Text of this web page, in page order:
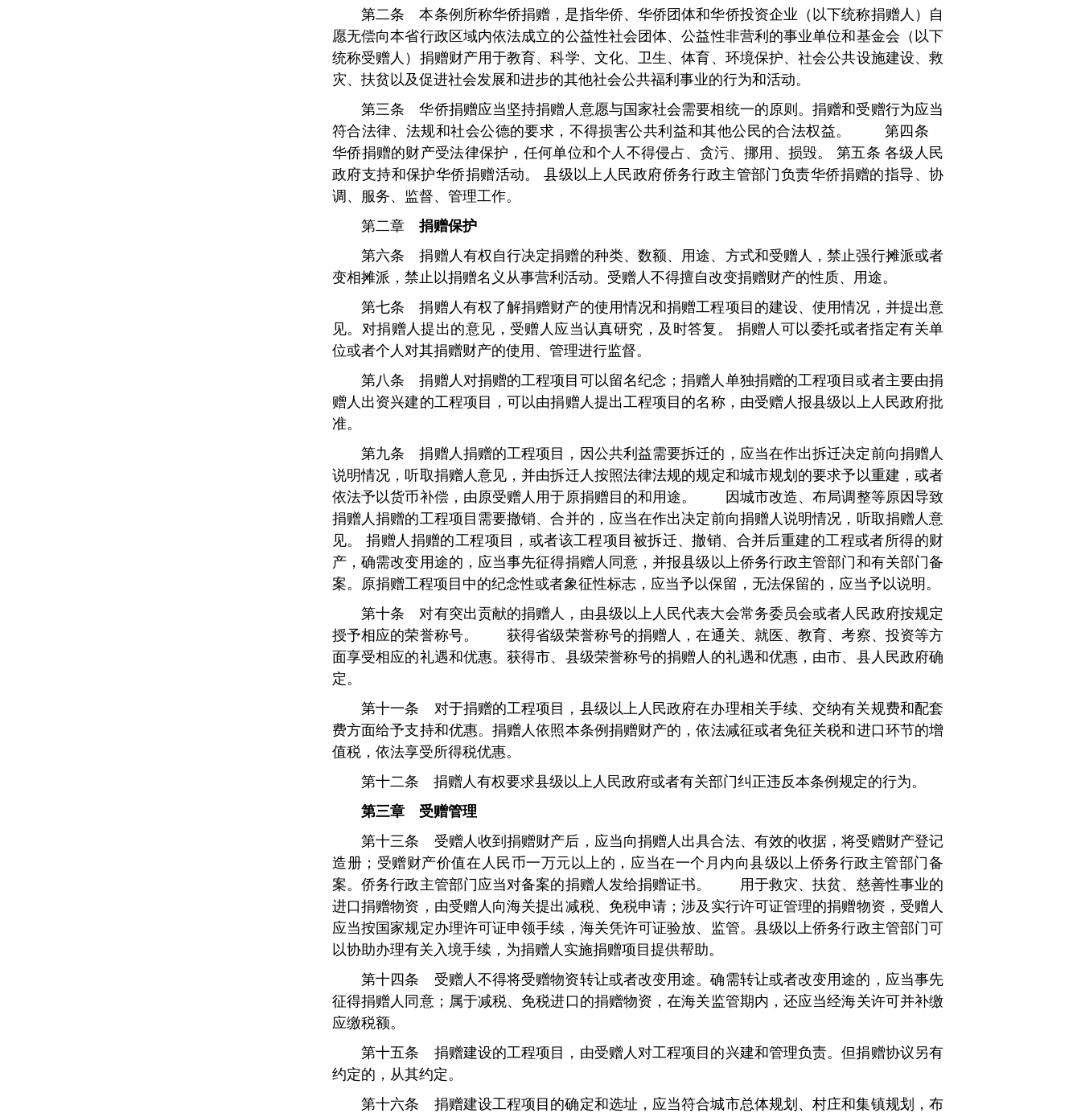
第二条本条例所称华侨捐赠，是指华侨、华侨团体和华侨投资企业（以下统称捐赠人）自
愿无偿向本省行政区域内依法成立的公益性社会团体、公益性非营利的事业单位和基金会（以下
统称受赠人）捐赠财产用于教育、科学、文化、卫生、体育、环境保护、社会公共设施建设、救
灾、扶贫以及促进社会发展和进步的其他社会公共福利事业的行为和活动。
第三条华侨捐赠应当坚持捐赠人意愿与国家社会需要相统一的原则。捐赠和受赠行为应当
符合法律、法规和社会公德的要求，不得损害公共利益和其他公民的合法权益。
第四条
华侨捐赠的财产受法律保护，任何单位和个人不得侵占、贪污、挪用、损毁。 第五条 各级人民
政府支持和保护华侨捐赠活动。 县级以上人民政府侨务行政主管部门负责华侨捐赠的指导、协
调、服务、监督、管理工作。
第二章 捐赠保护
第六条捐赠人有权自行决定捐赠的种类、数额、用途、方式和受赠人，禁止强行摊派或者
变相摊派，禁止以捐赠名义从事营利活动。受赠人不得擅自改变捐赠财产的性质、用途。
第七条 捐赠人有权了解捐赠财产的使用情况和捐赠工程项目的建设、使用情况，并提出意
见。对捐赠人提出的意见，受赠人应当认真研究，及时答复。
捐赠人可以委托或者指定有关单
位或者个人对其捐赠财产的使用、管理进行监督。
第八条 捐赠人对捐赠的工程项目可以留名纪念；捐赠人单独捐赠的工程项目或者主要由捐
赠人出资兴建的工程项目，可以由捐赠人提出工程项目的名称，由受赠人报县级以上人民政府批
准。
第九条 捐赠人捐赠的工程项目，因公共利益需要拆迁的，应当在作出拆迁决定前向捐赠人
说明情况，听取捐赠人意见，并由拆迁人按照法律法规的规定和城市规划的要求予以重建，或者
依法予以货币补偿，由原受赠人用于原捐赠目的和用途。 因城市改造、布局调整等原因导致
捐赠人捐赠的工程项目需要撤销、合并的，应当在作出决定前向捐赠人说明情况，听取捐赠人意
见。
捐赠人捐赠的工程项目，或者该工程项目被拆迁、撤销、合并后重建的工程或者所得的财
产，确需改变用途的，应当事先征得捐赠人同意，并报县级以上侨务行政主管部门和有关部门备
案。原捐赠工程项目中的纪念性或者象征性标志，应当予以保留，无法保留的，应当予以说明。
第十条 对有突出贡献的捐赠人，由县级以上人民代表大会常务委员会或者人民政府按规定
授予相应的荣誉称号。 获得省级荣誉称号的捐赠人，在通关、就医、教育、考察、投资等方
面享受相应的礼遇和优惠。获得市、县级荣誉称号的捐赠人的礼遇和优惠，由市、县人民政府确
定。
第十一条 对于捐赠的工程项目，县级以上人民政府在办理相关手续、交纳有关规费和配套
费方面给予支持和优惠。捐赠人依照本条例捐赠财产的，依法减征或者免征关税和进口环节的增
值税，依法享受所得税优惠。
第十二条 捐赠人有权要求县级以上人民政府或者有关部门纠正违反本条例规定的行为。
第三章 受赠管理
第十三条 受赠人收到捐赠财产后，应当向捐赠人出具合法、有效的收据，将受赠财产登记
造册；受赠财产价值在人民币一万元以上的，应当在一个月内向县级以上侨务行政主管部门备
案。侨务行政主管部门应当对备案的捐赠人发给捐赠证书。 用于救灾、扶贫、慈善性事业的
进口捐赠物资，由受赠人向海关提出减税、免税申请；涉及实行许可证管理的捐赠物资，受赠人
应当按国家规定办理许可证申领手续，海关凭许可证验放、监管。县级以上侨务行政主管部门可
以协助办理有关入境手续，为捐赠人实施捐赠项目提供帮助。
第十四条 受赠人不得将受赠物资转让或者改变用途。确需转让或者改变用途的，应当事先
征得捐赠人同意；属于减税、免税进口的捐赠物资，在海关监管期内，还应当经海关许可并补缴
应缴税额。
第十五条 捐赠建设的工程项目，由受赠人对工程项目的兴建和管理负责。但捐赠协议另有
约定的，从其约定。
第十六条 捐赠建设工程项目的确定和选址，应当符合城市总体规划、村庄和集镇规划，布